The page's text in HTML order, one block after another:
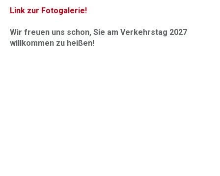
Link zur Fotogalerie!
Wir freuen uns schon, Sie am Verkehrstag 2027
willkommen zu heißen!